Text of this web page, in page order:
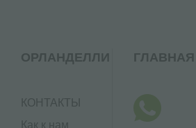
ОРЛАНДЕЛЛИ
КОНТАКТЫ
ГЛАВНАЯ